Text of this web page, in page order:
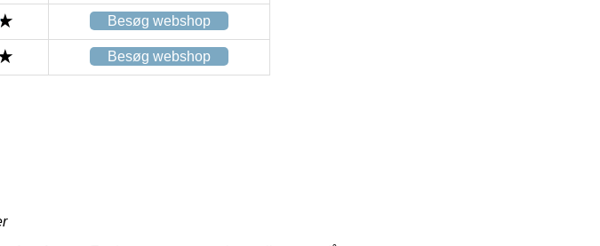
Besøg webshop
Besøg webshop